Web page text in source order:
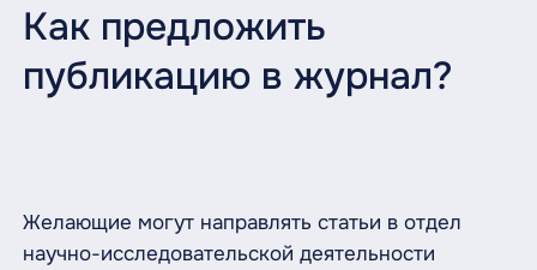
Как предложить
публикацию в журнал?
Желающие могут направлять статьи в отдел
научно-исследовательской деятельности